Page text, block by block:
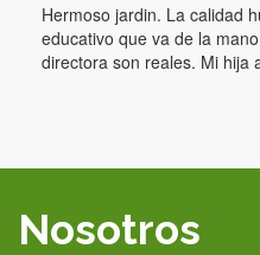
Hermoso jardin. La calidad
educativo que va de la
directora son reales. Mi hija
Nosotros